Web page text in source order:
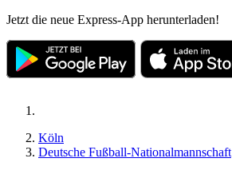
Jetzt die neue Express-App herunterladen!
Köln
Deutsche Fußball-Nationalmannschaft